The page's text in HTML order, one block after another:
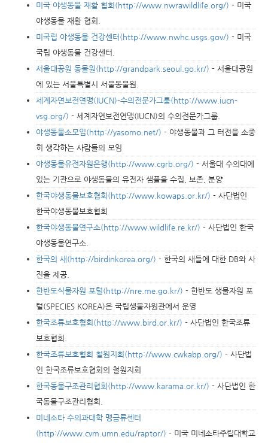
미국 야생동물 재활 협회(http://www.nwrawildlife.org/) - 미국
야생동물 재활 협회.
미국립 야생동물 건강센터(http://www.nwhc.usgs.gov/) - 미국
국립 야생동물 건강센터.
서울대공원 동물원(http://grandpark.seoul.go.kr/) - 서울대공원
에 있는 서울특별시 서울동물원.
세계자연보전연맹(IUCN)-수의전문가그룹(http://www.iucn-
vsg.org/) - 세계자연보전연맹(IUCN)의 수의전문가그룹.
야생동물소모임(http://yasomo.net/) - 야생동물과 그 터전을 소중
히 생각하는 사람들의 모임
야생동물유전자원은행(http://www.cgrb.org/) - 서울대 수의대에
있는 기관으로 야생동물의 유전자 샘플을 수집, 보존, 분양
한국야생동물보호협회(http://www.kowaps.or.kr/) - 사단법인
한국야생동물보호협회
한국야생동물연구소(http://www.wildlife.re.kr/) - 사단법인 한국
야생동물연구소.
한국의 새(http://birdinkorea.org/) - 한국의 새들에 대한 DB와 사
진을 제공.
한반도식물자원 포털(http://nre.me.go.kr/) - 한반도 생물자원 포
털(SPECIES KOREA)은 국립생물자원관에서 운영
한국조류보호협회(http://www.bird.or.kr/) - 사단법인 한국조류
보호협회.
한국조류보호협회 철원지회(http://www.cwkabp.org/) - 사단법
인 한국조류보호협회의 철원지회
한국동물구조관리협회(http://www.karama.or.kr/) - 사단법인 한
국동물구조관리협회.
미네소타 수의과대학 맹금류센터
(http://www.cvm.umn.edu/raptor/) - 미국 미네소타주립대학교